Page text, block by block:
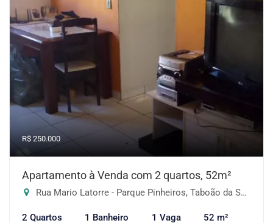
R$ 250.000
Apartamento à Venda com 2 quartos, 52m²
Rua Mario Latorre - Parque Pinheiros, Taboão da Serra-SP
2 Quartos 1 Banheiro 1 Vaga 52 m²